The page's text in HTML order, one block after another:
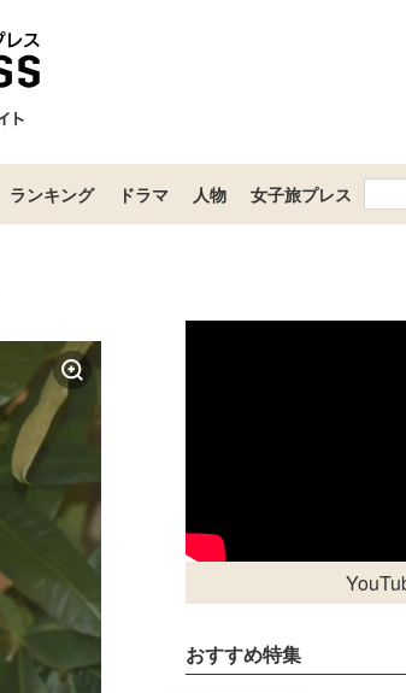
ランキング ドラマ 人物 女子旅プレス
おすすめ特集